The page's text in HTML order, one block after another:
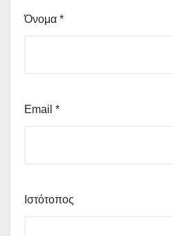
Όνομα *
Email *
Ιστότοπος